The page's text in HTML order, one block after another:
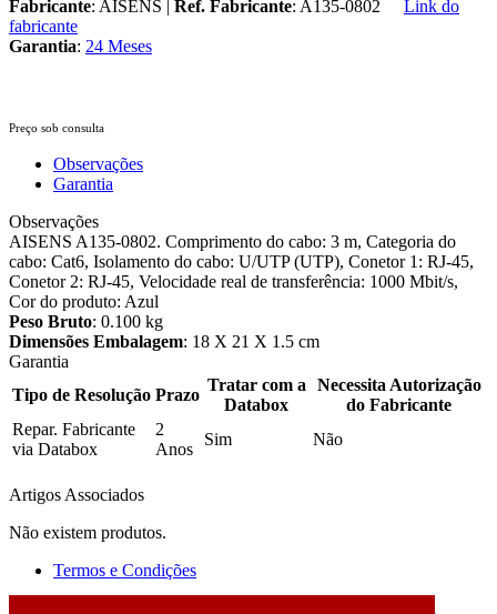
Fabricante: AISENS | Ref. Fabricante: A135-0802
Link do
fabricante
Garantia: 24 Meses
Preço sob consulta
Observações
Garantia
Observações
AISENS A135-0802. Comprimento do cabo: 3 m, Categoria do
cabo: Cat6, Isolamento do cabo: U/UTP (UTP), Conetor 1: RJ-45,
Conetor 2: RJ-45, Velocidade real de transferência: 1000 Mbit/s,
Cor do produto: Azul
Peso Bruto: 0.100 kg
Dimensões Embalagem: 18 X 21 X 1.5 cm
Garantia
Tipo de Resolução Prazo
Tratar com a
Databox
Necessita Autorização
do Fabricante
Repar. Fabricante
via Databox
2
Anos
Sim Não
Artigos Associados
Não existem produtos.
Termos e Condições